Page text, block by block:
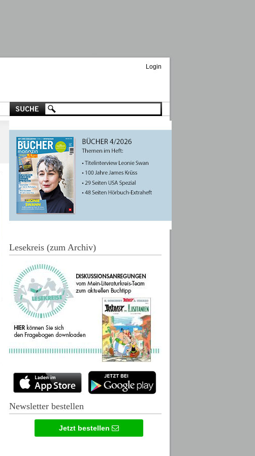
Login
Lesekreis (zum Archiv)
Newsletter bestellen
Jetzt bestellen